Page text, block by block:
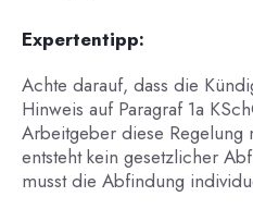
Expertentipp:
Achte darauf, dass die
Hinweis auf Paragraf 1a
Arbeitgeber diese Regelung
entsteht kein gesetzlicher
musst die Abfindung